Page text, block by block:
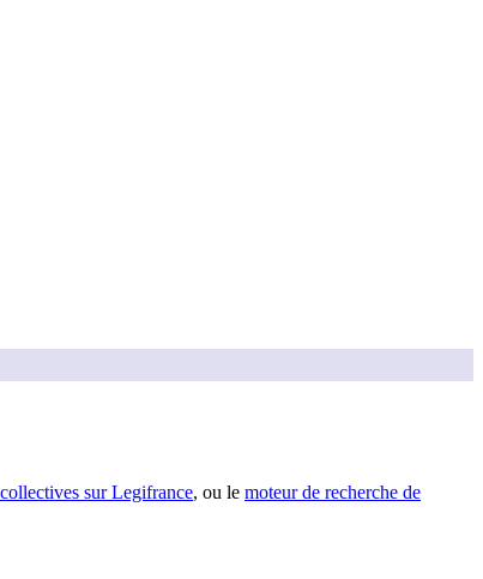
sur Legifrance, ou le moteur de recherche de